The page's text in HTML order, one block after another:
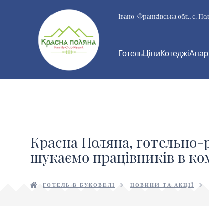
Івано-Франківська обл., с.
ГотельЦіниКотеджі
Красна Поляна,
шукаємо працівників в
ГОТЕЛЬ В БУКОВЕЛІ НОВИНИ ТА АКЦІЇ